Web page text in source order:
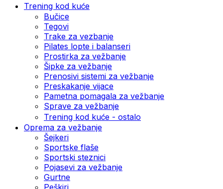
Trening kod kuće
Bučice
Tegovi
Trake za vezbanje
Pilates lopte i balanseri
Prostirka za vežbanje
Šipke za vežbanje
Prenosivi sistemi za vežbanje
Preskakanje vijace
Pametna pomagala za vežbanje
Sprave za vežbanje
Trening kod kuće - ostalo
Oprema za vežbanje
Šejkeri
Sportske flaše
Sportski steznici
Pojasevi za vežbanje
Gurtne
Peškiri